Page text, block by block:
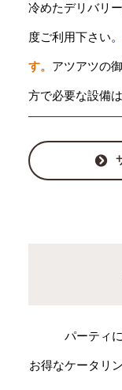
冷めたデリバリ
度ご利用下さい。
す。 アツアツの
方で必要な設備
パーティ
お得なケータリ